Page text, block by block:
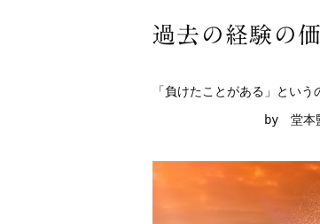
過去の経験の
「負けたことがある」とい
by　堂本監督（漫